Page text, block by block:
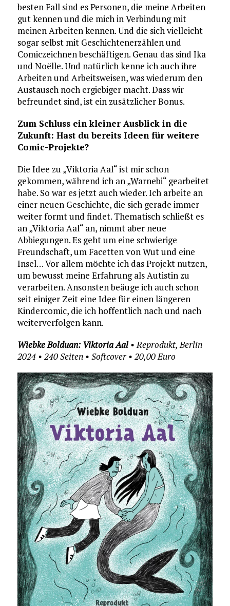
besten Fall sind es Personen, die meine Arbeiten
gut kennen und die mich in Verbindung mit
meinen Arbeiten kennen. Und die sich vielleicht
sogar selbst mit Geschichtenerzählen und
Comiczeichnen beschäftigen. Genau das sind Ika
und Noëlle. Und natürlich kenne ich auch ihre
Arbeiten und Arbeitsweisen, was wiederum den
Austausch noch ergiebiger macht. Dass wir
befreundet sind, ist ein zusätzlicher Bonus.
Zum Schluss ein kleiner Ausblick in die
Zukunft: Hast du bereits Ideen für weitere
Comic-Projekte?
Die Idee zu „Viktoria Aal“ ist mir schon
gekommen, während ich an „Warnebi“ gearbeitet
habe. So war es jetzt auch wieder. Ich arbeite an
einer neuen Geschichte, die sich gerade immer
weiter formt und findet. Thematisch schließt es
an „Viktoria Aal“ an, nimmt aber neue
Abbiegungen. Es geht um eine schwierige
Freundschaft, um Facetten von Wut und eine
Insel… Vor allem möchte ich das Projekt nutzen,
um bewusst meine Erfahrung als Autistin zu
verarbeiten. Ansonsten beäuge ich auch schon
seit einiger Zeit eine Idee für einen längeren
Kindercomic, die ich hoffentlich nach und nach
weiterverfolgen kann.
Wiebke Bolduan: Viktoria Aal• Reprodukt, Berlin
2024 • 240 Seiten • Softcover • 20,00 Euro